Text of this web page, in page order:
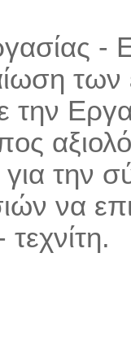
-
των
την
την
να